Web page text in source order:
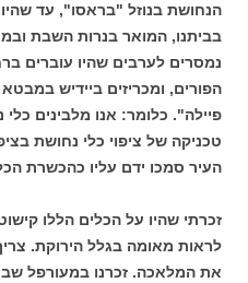
הנחושת בנוזל "בראסו", עד
בביתנו, המואר בנרות השבת
נמסרים לערבים שהיו עוברים
הפורים, ומכריזים ביידיש
פיילה". כלומר: אנו מלבינים
טכניקה של ציפוי כלי נחושת
העיר סמכו ידם עליו כהכשרת
זכרתי שהיו על הכלים הללו
לראות מאומה בגלל הירוקת.
את המלאכה. זכרנו במעורפל